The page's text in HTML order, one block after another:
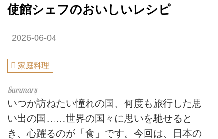
使館シェフのおいしいレシピ
2026-06-04
家庭料理
いつか訪ねたい憧れの国、何度も旅行した思
い出の国……世界の国々に思いを馳せると
き、心躍るのが「食」です。今回は、日本の